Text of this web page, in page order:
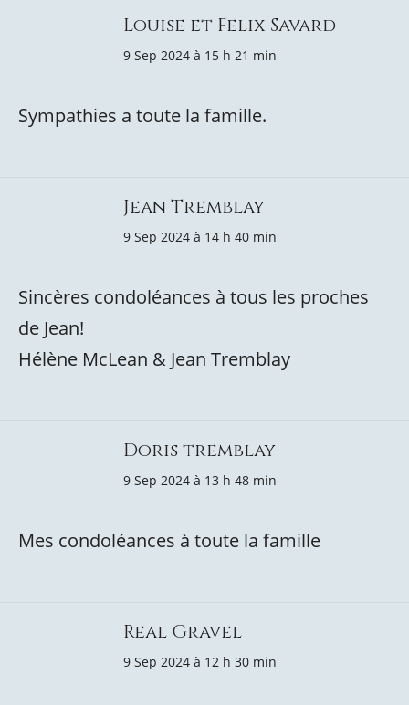
Louise et Felix Savard
9 Sep 2024 à 15 h 21 min
Sympathies a toute la famille.
Jean Tremblay
9 Sep 2024 à 14 h 40 min
Sincères condoléances à tous les proches
de Jean!
Hélène McLean & Jean Tremblay
Doris tremblay
9 Sep 2024 à 13 h 48 min
Mes condoléances à toute la famille
Real Gravel
9 Sep 2024 à 12 h 30 min